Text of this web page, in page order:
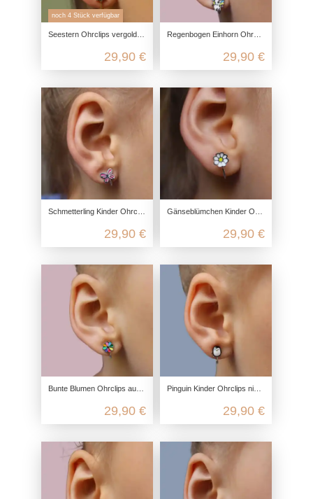
noch 4 Stück verfügbar
Seestern Ohrclips vergoldet aus 925 Sterling Silber
29,90 €
Regenbogen Einhorn Ohrclips für Kinder aus echt Silber
29,90 €
Schmetterling Kinder Ohrclips aus 925 Sterling Silber
29,90 €
Gänseblümchen Kinder Ohrclips aus recyceltem 925 Sterling Silber
29,90 €
Bunte Blumen Ohrclips aus 925 Sterling Silber
29,90 €
Pinguin Kinder Ohrclips nickelfrei aus 925 Silber
29,90 €